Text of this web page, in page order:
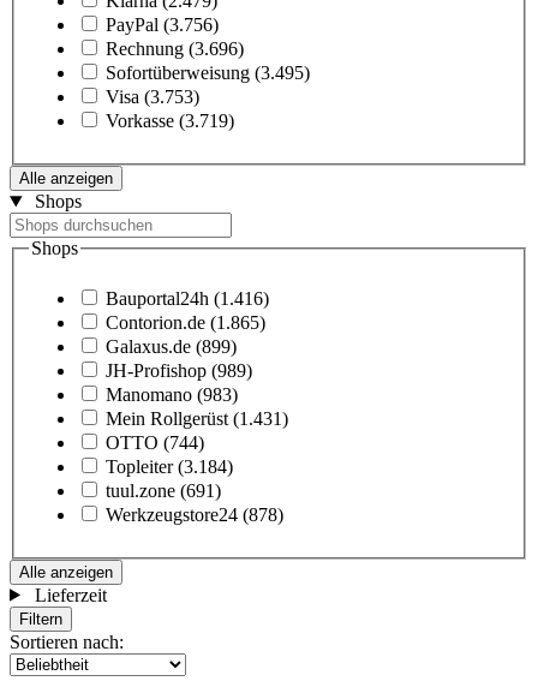
PayPal (3.756)
Rechnung (3.696)
Sofortüberweisung (3.495)
Visa (3.753)
Vorkasse (3.719)
Alle anzeigen
Shops
Shops
Bauportal24h (1.416)
Contorion.de (1.865)
Galaxus.de (899)
JH-Profishop (989)
Manomano (983)
Mein Rollgerüst (1.431)
OTTO (744)
Topleiter (3.184)
tuul.zone (691)
Werkzeugstore24 (878)
Alle anzeigen
Lieferzeit
Filtern
Sortieren nach: